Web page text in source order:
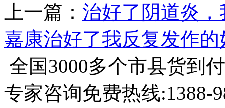
上一篇： 治好了阴道炎
嘉康治好了我反复发作
全国3000多个市县货到
专家咨询免费热线:1388-